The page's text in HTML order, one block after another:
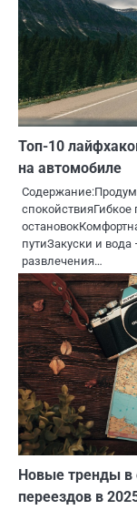
Топ-10
на автомобиле
путиЗакуски и
развлечения…
Новые тренды в
переездов в